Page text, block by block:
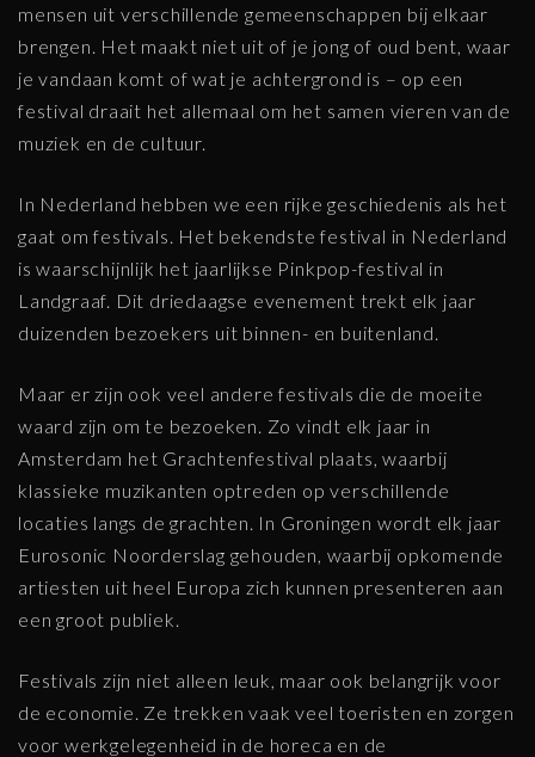
mensen uit verschillende gemeenschappen bij elkaar
brengen. Het maakt niet uit of je jong of oud bent, waar
je vandaan komt of wat je achtergrond is – op een
festival draait het allemaal om het samen vieren van de
muziek en de cultuur.
In Nederland hebben we een rijke geschiedenis als het
gaat om festivals. Het bekendste festival in Nederland
is waarschijnlijk het jaarlijkse Pinkpop-festival in
Landgraaf. Dit driedaagse evenement trekt elk jaar
duizenden bezoekers uit binnen- en buitenland.
Maar er zijn ook veel andere festivals die de moeite
waard zijn om te bezoeken. Zo vindt elk jaar in
Amsterdam het Grachtenfestival plaats, waarbij
klassieke muzikanten optreden op verschillende
locaties langs de grachten. In Groningen wordt elk jaar
Eurosonic Noorderslag gehouden, waarbij opkomende
artiesten uit heel Europa zich kunnen presenteren aan
een groot publiek.
Festivals zijn niet alleen leuk, maar ook belangrijk voor
de economie. Ze trekken vaak veel toeristen en zorgen
voor werkgelegenheid in de horeca en de